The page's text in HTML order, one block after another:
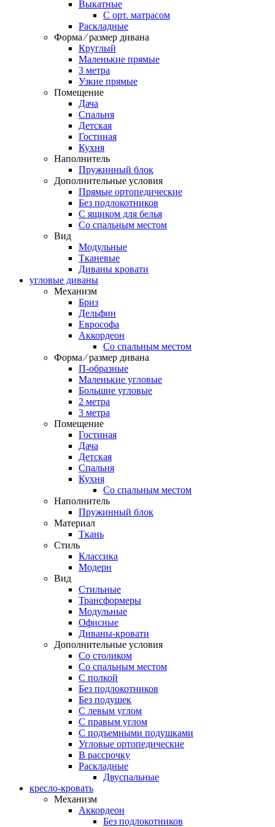
Выкатные
С орт. матрасом
Раскладные
Форма ⁄ размер дивана
Круглый
Маленькие прямые
3 метра
Узкие прямые
Помещение
Дача
Спальня
Детская
Гостиная
Кухня
Наполнитель
Пружинный блок
Дополнительные условия
Прямые ортопедические
Без подлокотников
С ящиком для белья
Со спальным местом
Вид
Модульные
Тканевые
Диваны кровати
угловые диваны
Механизм
Бриз
Дельфин
Еврософа
Аккордеон
Со спальным местом
Форма ⁄ размер дивана
П-образные
Маленькие угловые
Большие угловые
2 метра
3 метра
Помещение
Гостиная
Дача
Детская
Спальня
Кухня
Со спальным местом
Наполнитель
Пружинный блок
Материал
Ткань
Стиль
Классика
Модерн
Вид
Стильные
Трансформеры
Модульные
Офисные
Диваны-кровати
Дополнительные условия
Со столиком
Со спальным местом
С полкой
Без подлокотников
Без подушек
C левым углом
C правым углом
С подъемными подушками
Угловые ортопедические
В рассрочку
Раскладные
Двуспальные
кресло-кровать
Механизм
Аккордеон
Без подлокотников